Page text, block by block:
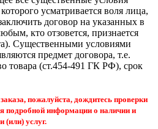
усматривается воля лица,
договор на указанных в
кто отзовется, признается
Существенными условиями
предмет договора, т.е.
товара (ст.454-491 ГК РФ), срок
пожалуйста, дождитесь проверки
подробной информации о наличии и
(или) услуг.